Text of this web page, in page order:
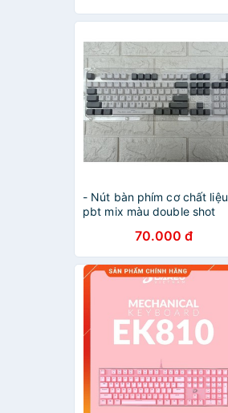
- Nút bàn phím cơ chất liệu
pbt mix màu double shot
70.000 đ